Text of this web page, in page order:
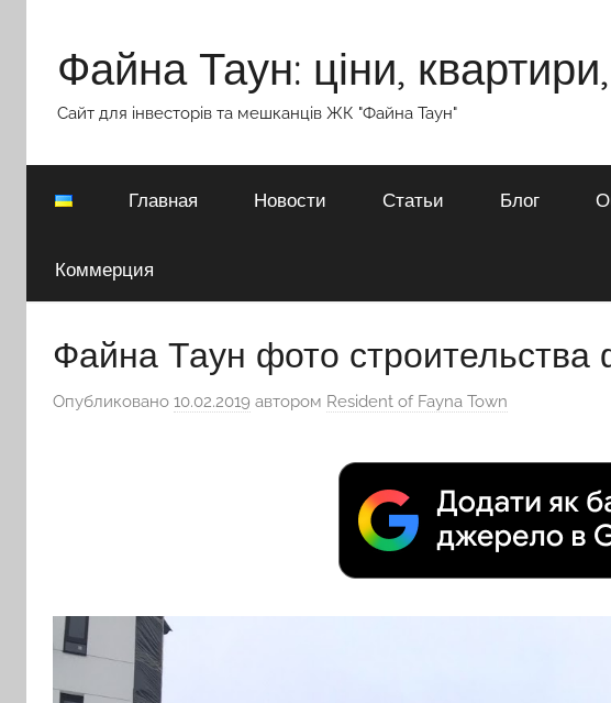
содержимому
Файна Таун: ціни,
Сайт для інвесторів та мешканців ЖК "Файна Таун"
Главная Новости Статьи Блог
Коммерция
Файна Таун фото строительства
Опубликовано 10.02.2019 автором Resident of Fayna Town